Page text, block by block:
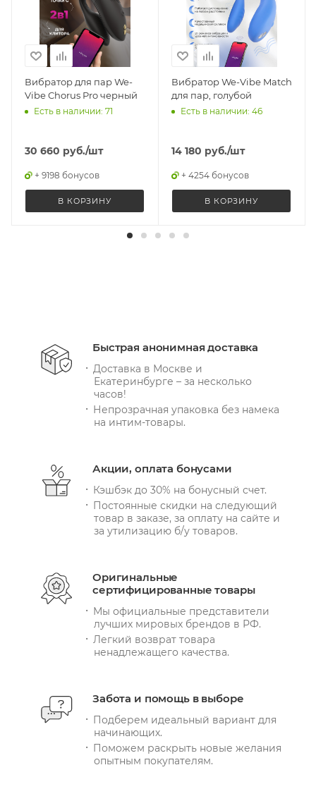
Вибратор для пар We-
Vibe Chorus Pro черный
Есть в наличии: 71
30 660 руб./шт
+ 9198 бонусов
В КОРЗИНУ
Вибратор We-Vibe Match
для пар, голубой
Есть в наличии: 46
14 180 руб./шт
+ 4254 бонусов
В КОРЗИНУ
Быстрая анонимная доставка
Доставка в Москве и
Екатеринбурге – за несколько
часов!
Непрозрачная упаковка без намека
на интим-товары.
Акции, оплата бонусами
Кэшбэк до 30% на бонусный счет.
Постоянные скидки на следующий
товар в заказе, за оплату на сайте и
за утилизацию б/у товаров.
Оригинальные
сертифицированные товары
Мы официальные представители
лучших мировых брендов в РФ.
Легкий возврат товара
ненадлежащего качества.
Забота и помощь в выборе
Подберем идеальный вариант для
начинающих.
Поможем раскрыть новые желания
опытным покупателям.